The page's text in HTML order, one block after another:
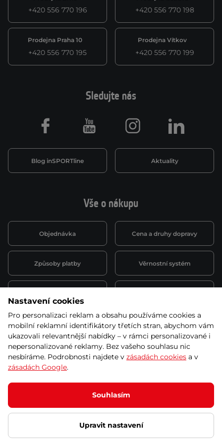
+420 556 770 196 +420 556 770 198
Prodejna Praha 10
+420 556 770 195
Prodejna Vítkov
+420 556 770 199
Vše o nákupu
Objednávka Cena a druhy dopravy
Způsoby platby Věrnostní systém
Půjčovna
obchodní podmínky
Kariéra
Sledujte nás
Blog inSPORTline Aktuality
Facebook Youtube Instagram LinkedIn
© 2026 SEVEN SPORT s.r.o Všechna práva vyhrazena
Podle zákona o evidenci tržeb je prodávající povinen vystavit
kupujícímu účtenku.
Zároveň je povinen zaevidovat přijatou tržbu u správce daně online; v
případě technického výpadku pak nejpozději do 48 hodin.
Ochrana osobních údajů Nastavení cookies Vnitřní oznamovací
systém Prohlášení přístupnosti
Nastavení cookies
Pro personalizaci reklam a obsahu používáme cookies a
mobilní reklamní identifikátory třetích stran, abychom vám
ukazovali relevantnější nabídky – v rámci personalizované i
nepersonalizované reklamy. Bez vašeho souhlasu nic
nesbíráme. Podrobnosti najdete v zásadách cookies a v
zásadách Google.
Souhlasím
Upravit nastavení